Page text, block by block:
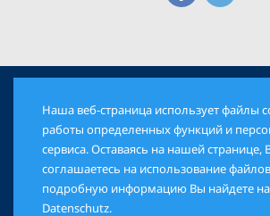
© 2026 Еврейская Панорама. Все
AGB DATENSCHUTZ
Наша веб-страница использует файлы
работы определенных функций и
сервиса. Оставаясь на нашей странице,
соглашаетесь на использование
подробную информацию Вы найдете на
Datenschutz.